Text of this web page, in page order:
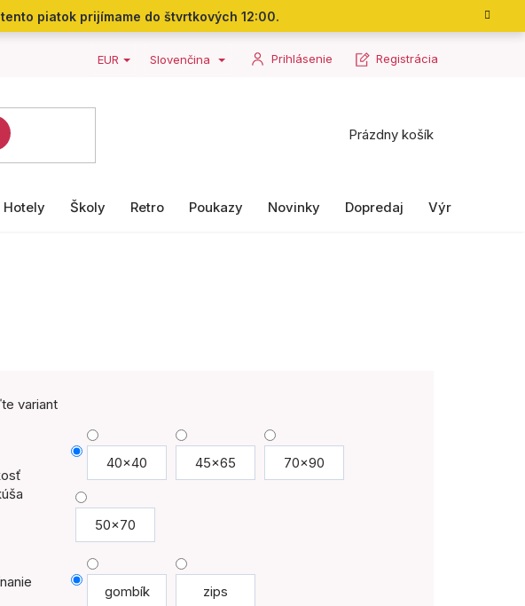
piatok prijímame do štvrtkových 12:00.
EUR Slovenčina Prihlásenie Registrácia
Nákupný
Prázdny košík
Hotely Školy Retro Poukazy Novinky Dopredaj Výrobky II.
variant
40x40 45x65 70x90
50x70
gombík zips